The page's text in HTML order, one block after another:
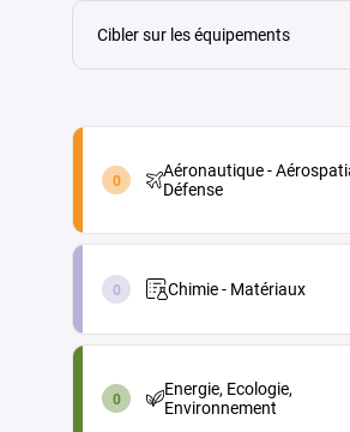
Cibler sur les équipements
aeronautique-
defense-
Aéronautique -
Défense
équipements
Matériaux et procédés
chimie-
materiaux-
Chimie - Matériaux
Chimie physique
thermochimie...)
energie-
environnement-Energie, Ecologie,
Environnement